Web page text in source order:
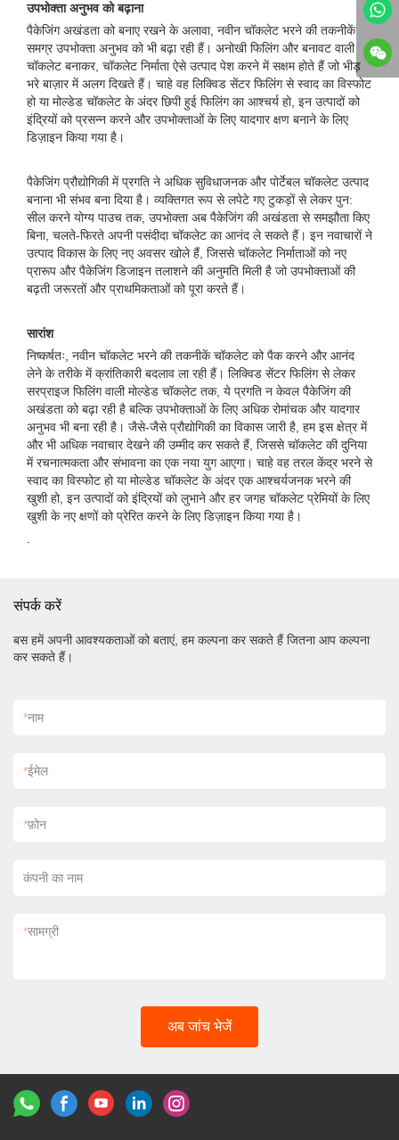
उपभोक्ता अनुभव को बढ़ाना
पैकेजिंग अखंडता को बनाए रखने के अलावा, नवीन चॉकलेट भरने की तकनीकें
समग्र उपभोक्ता अनुभव को भी बढ़ा रही हैं। अनोखी फिलिंग और बनावट वाली
चॉकलेट बनाकर, चॉकलेट निर्माता ऐसे उत्पाद पेश करने में सक्षम होते हैं जो भीड़
भरे बाज़ार में अलग दिखते हैं। चाहे वह लिक्विड सेंटर फिलिंग से स्वाद का विस्फोट
हो या मोल्डेड चॉकलेट के अंदर छिपी हुई फिलिंग का आश्चर्य हो, इन उत्पादों को
इंद्रियों को प्रसन्न करने और उपभोक्ताओं के लिए यादगार क्षण बनाने के लिए
डिज़ाइन किया गया है।
पैकेजिंग प्रौद्योगिकी में प्रगति ने अधिक सुविधाजनक और पोर्टेबल चॉकलेट उत्पाद
बनाना भी संभव बना दिया है। व्यक्तिगत रूप से लपेटे गए टुकड़ों से लेकर पुन:
सील करने योग्य पाउच तक, उपभोक्ता अब पैकेजिंग की अखंडता से समझौता किए
बिना, चलते-फिरते अपनी पसंदीदा चॉकलेट का आनंद ले सकते हैं। इन नवाचारों ने
उत्पाद विकास के लिए नए अवसर खोले हैं, जिससे चॉकलेट निर्माताओं को नए
प्रारूप और पैकेजिंग डिजाइन तलाशने की अनुमति मिली है जो उपभोक्ताओं की
बढ़ती जरूरतों और प्राथमिकताओं को पूरा करते हैं।
सारांश
निष्कर्षतः, नवीन चॉकलेट भरने की तकनीकें चॉकलेट को पैक करने और आनंद
लेने के तरीके में क्रांतिकारी बदलाव ला रही हैं। लिक्विड सेंटर फिलिंग से लेकर
सरप्राइज फिलिंग वाली मोल्डेड चॉकलेट तक, ये प्रगति न केवल पैकेजिंग की
अखंडता को बढ़ा रही है बल्कि उपभोक्ताओं के लिए अधिक रोमांचक और यादगार
अनुभव भी बना रही है। जैसे-जैसे प्रौद्योगिकी का विकास जारी है, हम इस क्षेत्र में
और भी अधिक नवाचार देखने की उम्मीद कर सकते हैं, जिससे चॉकलेट की दुनिया
में रचनात्मकता और संभावना का एक नया युग आएगा। चाहे वह तरल केंद्र भरने से
स्वाद का विस्फोट हो या मोल्डेड चॉकलेट के अंदर एक आश्चर्यजनक भरने की
खुशी हो, इन उत्पादों को इंद्रियों को लुभाने और हर जगह चॉकलेट प्रेमियों के लिए
खुशी के नए क्षणों को प्रेरित करने के लिए डिज़ाइन किया गया है।
संपर्क करें
बस हमें अपनी आवश्यकताओं को बताएं, हम कल्पना कर सकते हैं जितना आप कल्पना
कर सकते हैं।
*नाम
*ईमेल
*फ़ोन
कंपनी का नाम
*सामग्री
अब जांच भेजें